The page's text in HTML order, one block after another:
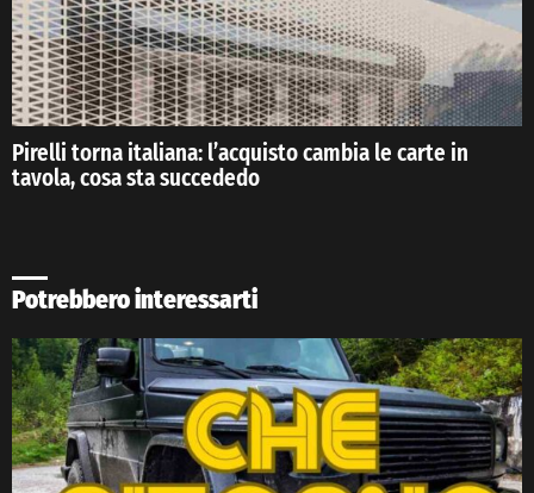
Pirelli torna italiana: l’acquisto cambia le carte in
tavola, cosa sta succededo
Potrebbero interessarti